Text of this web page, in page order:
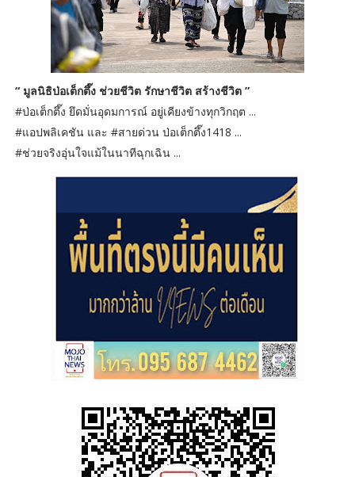
“ มูลนิธิป่อเต็กตึ๊ง ช่วยชีวิต รักษาชีวิต สร้างชีวิต ”
#ป่อเต็กตึ๊ง ยึดมั่นอุดมการณ์ อยู่เคียงข้างทุกวิกฤต ...
#แอปพลิเคชัน และ #สายด่วน ป่อเต็กตึ๊ง1418 ...
#ช่วยจริงอุ่นใจแม้ในนาทีฉุกเฉิน ...